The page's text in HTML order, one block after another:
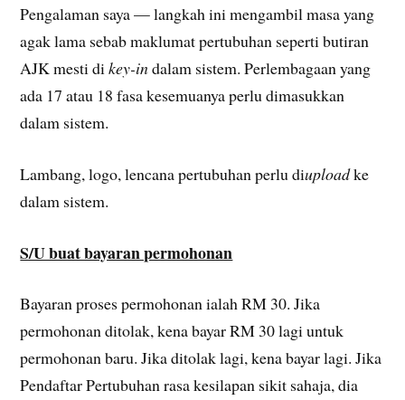
Pengalaman saya — langkah ini mengambil masa yang
agak lama sebab maklumat pertubuhan seperti butiran
AJK mesti dikey-indalam sistem. Perlembagaan yang
ada 17 atau 18 fasa kesemuanya perlu dimasukkan
dalam sistem.
Lambang, logo, lencana pertubuhan perlu diuploadke
dalam sistem.
S/U buat bayaran permohonan
Bayaran proses permohonan ialah RM 30. Jika
permohonan ditolak, kena bayar RM 30 lagi untuk
permohonan baru. Jika ditolak lagi, kena bayar lagi. Jika
Pendaftar Pertubuhan rasa kesilapan sikit sahaja, dia